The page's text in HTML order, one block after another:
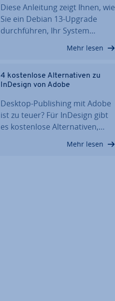
Diese Anleitung zeigt Ihnen, wie
Sie ein Debian 13-Upgrade
durch­füh­ren, Ihr System…
Mehr lesen
4 kos­ten­lo­se Al­ter­na­ti­ven zu
InDesign von Adobe
Desktop-Pu­bli­shing mit Adobe
ist zu teuer? Für InDesign gibt
es kos­ten­lo­se Al­ter­na­ti­ven,…
Mehr lesen